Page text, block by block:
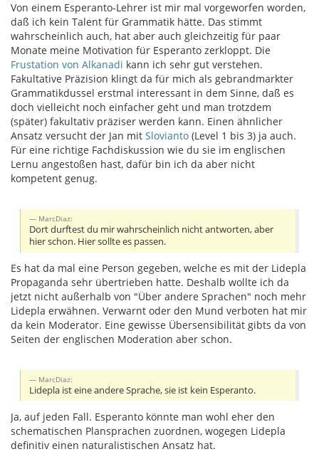
Von einem Esperanto-Lehrer ist mir mal vorgeworfen worden,
daß ich kein Talent für Grammatik hätte. Das stimmt
wahrscheinlich auch, hat aber auch gleichzeitig für paar
Monate meine Motivation für Esperanto zerkloppt. Die
Frustation von Alkanadi kann ich sehr gut verstehen.
Fakultative Präzision klingt da für mich als gebrandmarkter
Grammatikdussel erstmal interessant in dem Sinne, daß es
doch vielleicht noch einfacher geht und man trotzdem
(später) fakultativ präziser werden kann. Einen ähnlicher
Ansatz versucht der Jan mit Slovianto (Level 1 bis 3) ja auch.
Für eine richtige Fachdiskussion wie du sie im englischen
Lernu angestoßen hast, dafür bin ich da aber nicht
kompetent genug.
MarcDiaz:
Dort durftest du mir wahrscheinlich nicht antworten, aber
hier schon. Hier sollte es passen.
Es hat da mal eine Person gegeben, welche es mit der Lidepla
Propaganda sehr übertrieben hatte. Deshalb wollte ich da
jetzt nicht außerhalb von "Über andere Sprachen" noch mehr
Lidepla erwähnen. Verwarnt oder den Mund verboten hat mir
da kein Moderator. Eine gewisse Übersensibilität gibts da von
Seiten der englischen Moderation aber schon.
MarcDiaz:
Lidepla ist eine andere Sprache, sie ist kein Esperanto.
Ja, auf jeden Fall. Esperanto könnte man wohl eher den
schematischen Plansprachen zuordnen, wogegen Lidepla
definitiv einen naturalistischen Ansatz hat.